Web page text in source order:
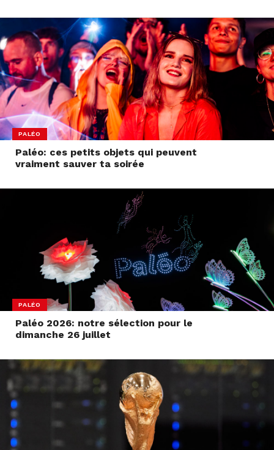
PALÉO
Paléo: ces petits objets qui peuvent
vraiment sauver ta soirée
PALÉO
Paléo 2026: notre sélection pour le
dimanche 26 juillet